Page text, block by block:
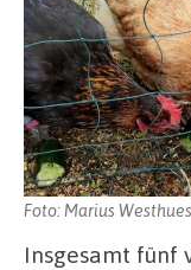
Foto: Marius
Insgesamt fünf